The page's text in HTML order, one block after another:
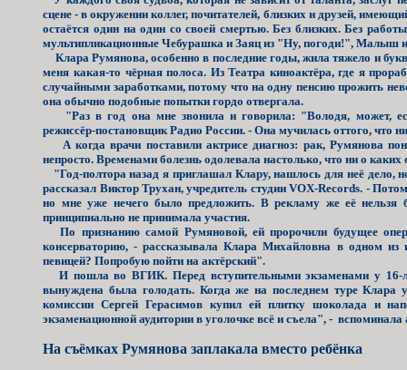
сцене - в окружении коллег, почитателей, близких и друзей,
остаётся один на один со своей смертью. Без близких. Без
мультипликационные Чебурашка и Заяц из "Ну, погоди!",
Клара Румянова, особенно в последние годы, жила тяжело и
меня какая-то чёрная полоса. Из Театра киноактёра, где я
случайными заработками, потому что на одну пенсию прожить
она обычно подобные попытки гордо отвергала.
"Раз в год она мне звонила и говорила: "Володя, может,
режиссёр-постановщик Радио России. - Она мучилась оттого, что
А когда врачи поставили актрисе диагноз: рак, Румянова
непросто. Временами болезнь одолевала настолько, что ни о
"Год-полтора назад я приглашал Клару, нашлось для неё дело,
рассказал Виктор Трухан, учредитель студии VOX-Records. -
но мне уже нечего было предложить. В рекламу же её
принципиально не принимала участия.
По признанию самой Румяновой, ей пророчили будущее
консерваторию, - рассказывала Клара Михайловна в одном
певицей? Попробую пойти на актёрский".
И пошла во ВГИК. Перед вступительными экзаменами у 16-
вынуждена была голодать. Когда же на последнем туре Клара
комиссии Сергей Герасимов купил ей плитку шоколада и
экзаменационной аудитории в уголочке всё и съела", - вспоминала
На съёмках Румянова заплакала вместо ребёнка